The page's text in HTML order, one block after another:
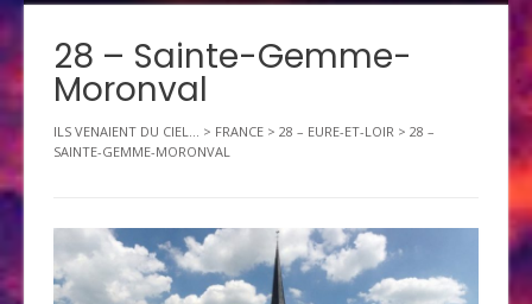
28 – Sainte-Gemme-
Moronval
ILS VENAIENT DU CIEL... > FRANCE > 28 – EURE-ET-LOIR > 28 –
SAINTE-GEMME-MORONVAL